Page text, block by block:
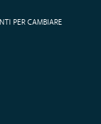
PER CAMBIARE